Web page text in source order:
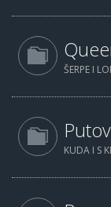
ŠERPE I
KUDA I S